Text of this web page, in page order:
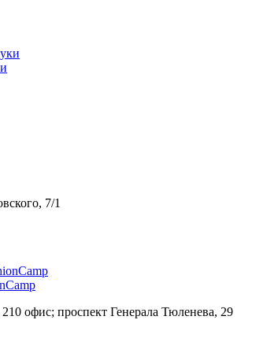
7/1
офис; проспект Генерала Тюленева, 29